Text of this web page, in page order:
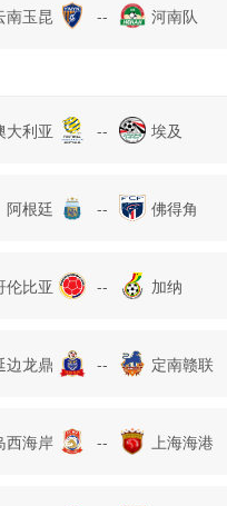
南玉昆 -- 河南队
大利亚 -- 埃及
阿根廷 -- 佛得角
伦比亚 -- 加纳
边龙鼎 -- 定南赣联
西海岸 -- 上海海港